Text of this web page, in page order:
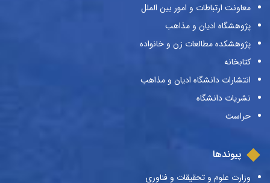
معاونت ارتباطات و امور بین الملل
پژوهشگاه ادیان و مذاهب
پژوهشکده مطالعات زن و خانواده
کتابخانه
انتشارات دانشگاه ادیان و مذاهب
نشریات دانشگاه
حراست
پیوندها
وزارت علوم و تحقیقات و فناوری